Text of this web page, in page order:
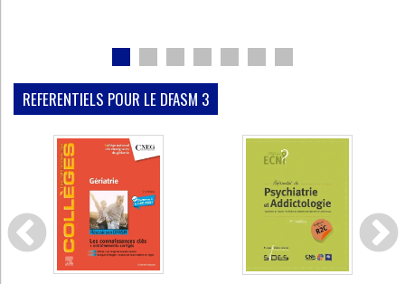
REFERENTIELS POUR LE DFASM 3
En stock En stock